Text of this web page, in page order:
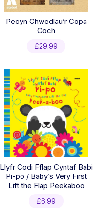
Pecyn Chwedlau’r Copa
Coch
£29.99
Llyfr Codi Fflap Cyntaf Babi
Pi-po / Baby’s Very First
Lift the Flap Peekaboo
£6.99